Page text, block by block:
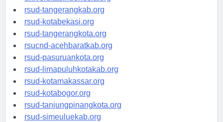
rsud-tangerangkab.org
rsud-kotabekasi.org
rsud-tangerangkota.org
rsucnd-acehbaratkab.org
rsud-pasuruankota.org
rsud-limapuluhkotakab.org
rsud-kotamakassar.org
rsud-kotabogor.org
rsud-tanjungpinangkota.org
rsud-simeuluekab.org